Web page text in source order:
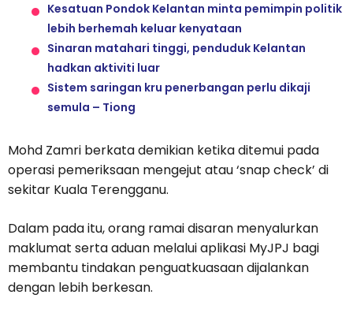
Kesatuan Pondok Kelantan minta pemimpin politik
lebih berhemah keluar kenyataan
Sinaran matahari tinggi, penduduk Kelantan
hadkan aktiviti luar
Sistem saringan kru penerbangan perlu dikaji
semula – Tiong
Mohd Zamri berkata demikian ketika ditemui pada
operasi pemeriksaan mengejut atau ‘snap check’ di
sekitar Kuala Terengganu.
Dalam pada itu, orang ramai disaran menyalurkan
maklumat serta aduan melalui aplikasi MyJPJ bagi
membantu tindakan penguatkuasaan dijalankan
dengan lebih berkesan.